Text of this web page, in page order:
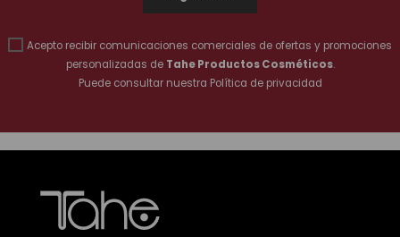
Acepto recibir comunicaciones comerciales de ofertas y promociones
personalizadas de Tahe Productos Cosméticos.
Puede consultar nuestra Política de privacidad